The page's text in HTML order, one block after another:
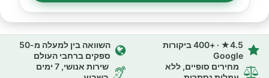
4.5★ · +400 ביקורות
Google
השוואה בין למעלה מ-50
ספקים ברחבי העולם
מחירים סופיים, ללא
שירות אנושי, 7 ימים